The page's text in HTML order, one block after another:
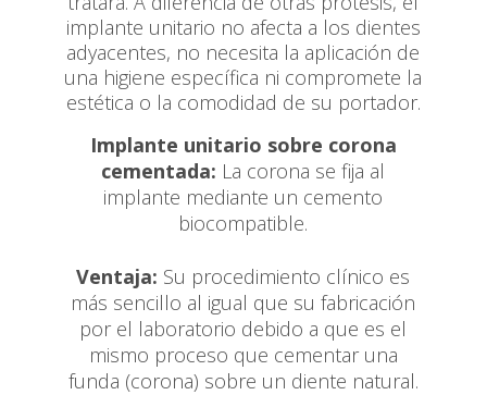
implante unitario no afecta a los dientes
adyacentes, no necesita la aplicación de
una higiene específica ni compromete la
estética o la comodidad de su portador.
Implante unitario sobre corona
cementada: La corona se fija al
implante mediante un cemento
biocompatible.
Ventaja: Su procedimiento clínico es
más sencillo al igual que su fabricación
por el laboratorio debido a que es el
mismo proceso que cementar una
funda (corona) sobre un diente natural.